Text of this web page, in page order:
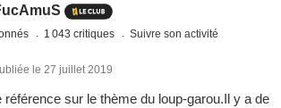
1 043 critiques Suivre son activité
le 27 juillet 2019
référence sur le thème du loup-garou.Il y a de